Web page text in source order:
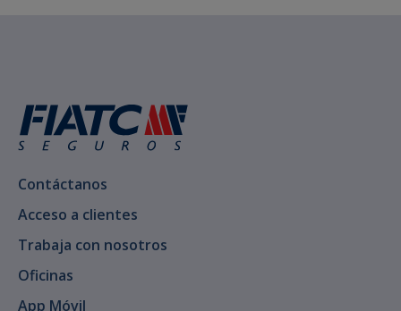
Contáctanos
Acceso a clientes
Trabaja con nosotros
Oficinas
App Móvil